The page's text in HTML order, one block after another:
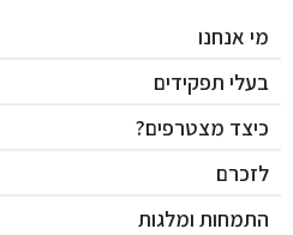
מי אנחנו
בעלי תפקידים
כיצד מצטרפים?
לזכרם
התמחות ומלגות